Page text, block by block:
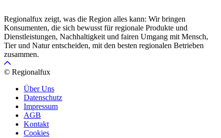
Regionalfux zeigt, was die Region alles kann: Wir bringen
Konsumenten, die sich bewusst für regionale Produkte und
Dienstleistungen, Nachhaltigkeit und fairen Umgang mit Mensch,
Tier und Natur entscheiden, mit den besten regionalen Betrieben
zusammen.
© Regionalfux
Über Uns
Datenschutz
Impressum
AGB
Kontakt
Cookies